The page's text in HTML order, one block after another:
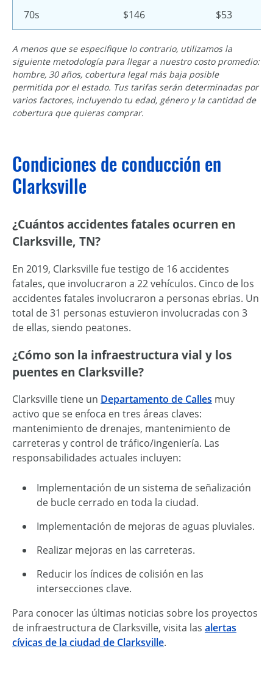
70s $146 $53
A menos que se especifique lo contrario, utilizamos la
siguiente metodología para llegar a nuestro costo promedio:
hombre, 30 años, cobertura legal más baja posible
permitida por el estado. Tus tarifas serán determinadas por
varios factores, incluyendo tu edad, género y la cantidad de
cobertura que quieras comprar.
Condiciones de conducción en
Clarksville
¿Cuántos accidentes fatales ocurren en
Clarksville, TN?
En 2019, Clarksville fue testigo de 16 accidentes
fatales, que involucraron a 22 vehículos. Cinco de los
accidentes fatales involucraron a personas ebrias. Un
total de 31 personas estuvieron involucradas con 3
de ellas, siendo peatones.
¿Cómo son la infraestructura vial y los
puentes en Clarksville?
Clarksville tiene un Departamento de Calles muy
activo que se enfoca en tres áreas claves:
mantenimiento de drenajes, mantenimiento de
carreteras y control de tráfico/ingeniería. Las
responsabilidades actuales incluyen:
Implementación de un sistema de señalización
de bucle cerrado en toda la ciudad.
Implementación de mejoras de aguas pluviales.
Realizar mejoras en las carreteras.
Reducir los índices de colisión en las
intersecciones clave.
Para conocer las últimas noticias sobre los proyectos
de infraestructura de Clarksville, visita las alertas
cívicas de la ciudad de Clarksville.